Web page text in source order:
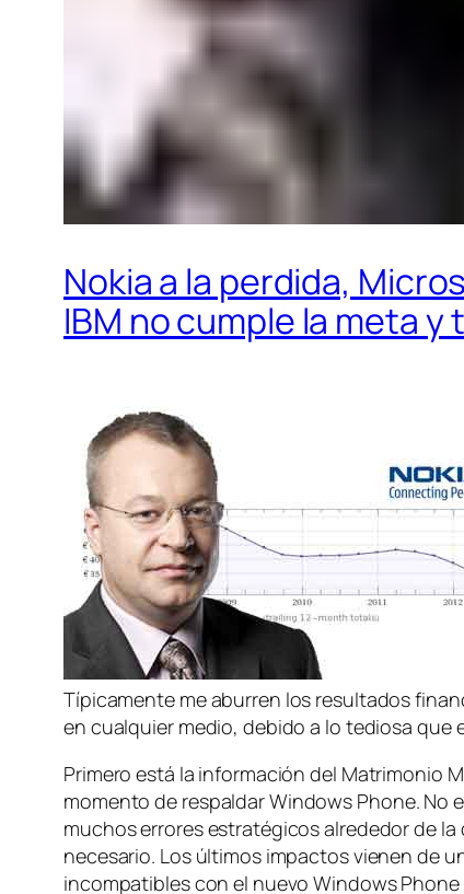
Nokia a la perdida,
IBM no cumple la meta
Típicamente me aburren los resultados
en cualquier medio, debido a lo tediosa que
Primero está la información del Matrimonio
momento de respaldar Windows Phone. No
muchos errores estratégicos alrededor de
necesario. Los últimos impactos vienen de
incompatibles con el nuevo Windows